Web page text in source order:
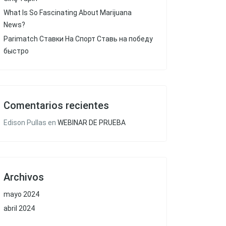
What Is So Fascinating About Marijuana
News?
Parimatch Ставки На Спорт Ставь на победу
быстро
Comentarios recientes
Edison Pullas en WEBINAR DE PRUEBA
Archivos
mayo 2024
abril 2024